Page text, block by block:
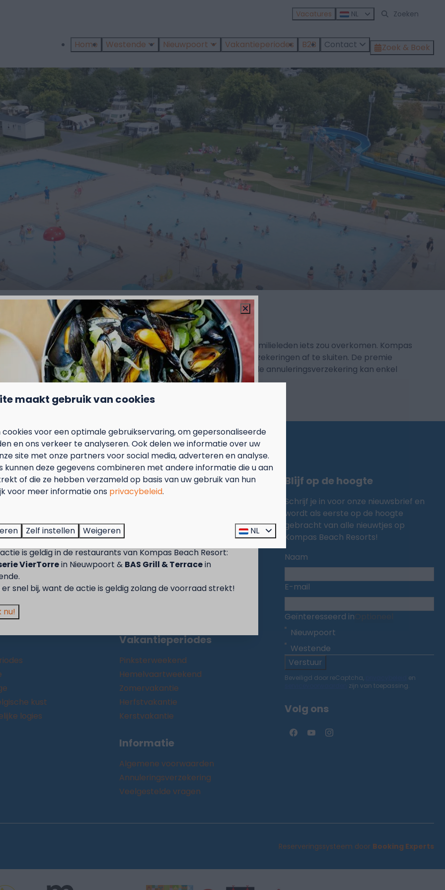
Vacatures NL
Home Westende Nieuwpoort Vakantieperiodes B2B Contact Zoek & Boek
van je vakantiefactuur te verliezen als er jou of een van je familieleden iets zou overkomen. Kompas
met de reservering eenannuleringsverzekeringbij DVV-verzekeringen af te sluiten. De premie
tussenkomst van de verzekering vind je hieronder. Let wel, de annuleringsverzekering kan enkel
is dit niet meer mogelijk.
betalen
kust
logies
Westende
Huurverblijf
Acties
Faciliteiten
Plattegrond
Vakantieperiodes
Pinksterweekend
Hemelvaartweekend
Zomervakantie
Herfstvakantie
Kerstvakantie
Informatie
Algemene voorwaarden
Annuleringsverzekering
Veelgestelde vragen
Blijf op de hoogte
Schrijf je in voor onze nieuwsbrief en
wordt als eerste op de hoogte
gebracht van alle nieuwtjes op
Kompas Beach Resorts!
Naam
E-mail
Geïnteresseerd in
Nieuwpoort
Westende
Verstuur
Beveiligd door reCaptcha,
en
zijn van toepassing.
Volg ons
Reserveringssysteem door Booking Experts
van 2 t.e.m. 28 september van 50% korting op de mosselprijs
personen wanneer je een verblijf boekt!
is geldig in de restaurants van Kompas Beach Resort:
VierTorrein Nieuwpoort & BAS Grill & Terracein
er snel bij, want de actie is geldig zolang de voorraad strekt!
nu!
maakt gebruik van cookies
cookies voor een optimale gebruikservaring, om gepersonaliseerde
en ons verkeer te analyseren. Ook delen we informatie over uw
site met onze partners voor social media, adverteren en analyse.
kunnen deze gegevens combineren met andere informatie die u aan
of die ze hebben verzameld op basis van uw gebruik van hun
voor meer informatie ons privacybeleid.
Zelf instellen Weigeren NL